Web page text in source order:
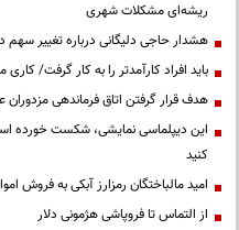
ریشه‌ای مشکلات شهری
هشدار حاجی دلیگانی درباره تغییر سهم
باید افراد کارآمدتر را به کار گرفت/
هدف قرار گرفتن اتاق‌ فرماندهی
این دیپلماسی نمایشی، شکست خورده
کنید
امید مالباختگان رمزارز آبکی به فروش
از التماس تا فروپاشی هژمونی دلار